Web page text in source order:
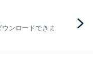
ンロードできま